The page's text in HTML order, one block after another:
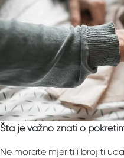
Šta je važno znati o
Ne morate mjeriti i brojiti